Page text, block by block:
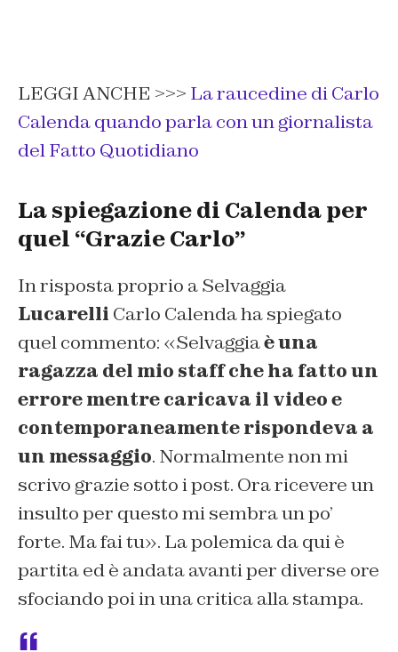
LEGGI ANCHE >>> La raucedine di Carlo
Calenda quando parla con un giornalista
del Fatto Quotidiano
La spiegazione di Calenda per
quel “Grazie Carlo”
In risposta proprio a Selvaggia
Lucarelli Carlo Calenda ha spiegato
quel commento: «Selvaggiaè una
ragazza del mio staff che ha fatto un
errore mentre caricava il video e
contemporaneamente rispondeva a
un messaggio. Normalmente non mi
scrivo grazie sotto i post. Ora ricevere un
insulto per questo mi sembra un po’
forte. Ma fai tu». La polemica da qui è
partita ed è andata avanti per diverse ore
sfociando poi in una critica alla stampa.